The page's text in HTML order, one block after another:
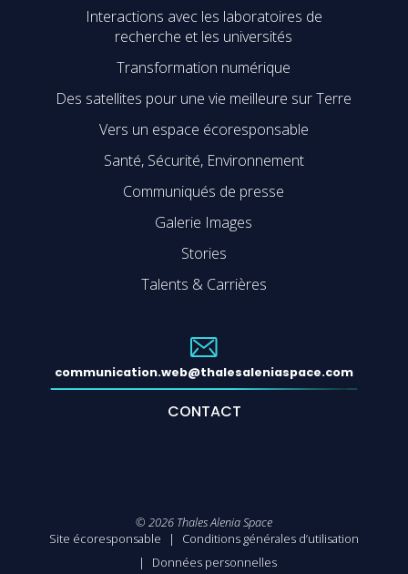
Interactions avec les laboratoires de
recherche et les universités
Transformation numérique
Des satellites pour une vie meilleure sur Terre
Vers un espace écoresponsable
Santé, Sécurité, Environnement
Communiqués de presse
Galerie Images
Stories
Talents & Carrières
communication.web@thalesaleniaspace.com
CONTACT
© 2026 Thales Alenia Space
Site écoresponsable
Conditions générales d’utilisation
Données personnelles